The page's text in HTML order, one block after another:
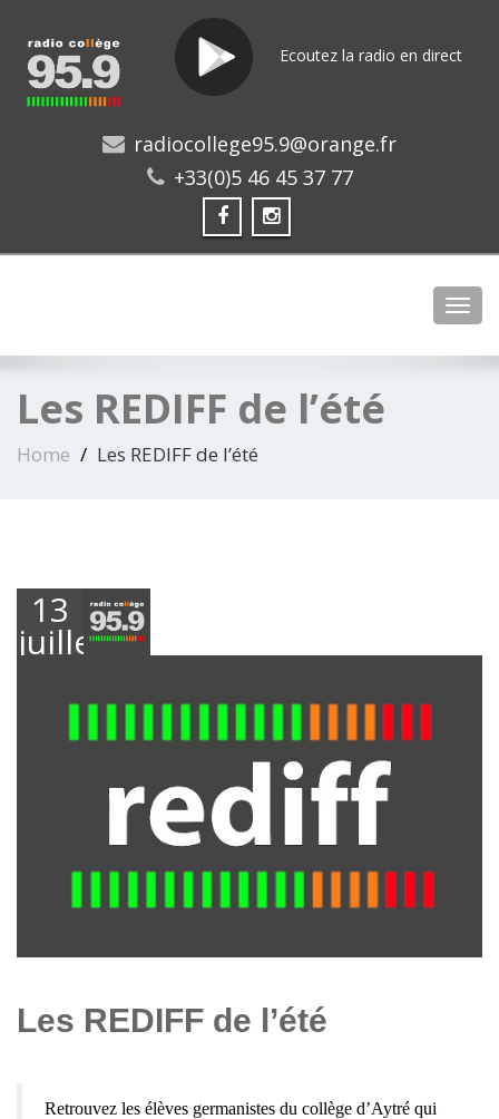
Ecoutez la radio en direct
radiocollege95.9@orange.fr
+33(0)5 46 45 37 77
Les REDIFF de l’été
Home Les REDIFF de l’été
13
juillet
Les REDIFF de l’été
Retrouvez les élèves germanistes du collège d’Aytré qui